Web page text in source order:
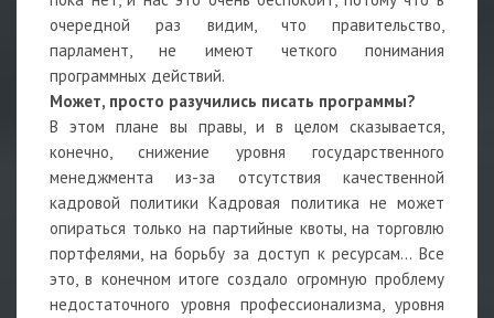
очередной раз видим, что правительство,
парламент, не имеют четкого понимания
программных действий.
Может, просто разучились писать программы?
В этом плане вы правы, и в целом сказывается,
конечно, снижение уровня государственного
менеджмента из-за отсутствия качественной
кадровой политики Кадровая политика не может
опираться только на партийные квоты, на торговлю
портфелями, на борьбу за доступ к ресурсам… Все
это, в конечном итоге создало огромную проблему
недостаточного уровня профессионализма, уровня